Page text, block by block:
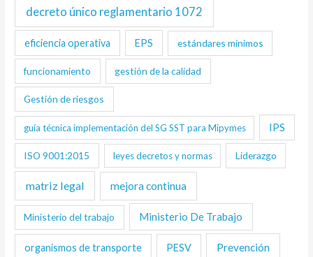
decreto único reglamentario 1072
eficiencia operativa EPS estándares mínimos
funcionamiento gestión de la calidad
Gestión de riesgos
guía técnica implementación del SG SST para Mipymes IPS
ISO 9001:2015 leyes decretos y normas Liderazgo
matriz legal mejora continua
Ministerio del trabajo Ministerio De Trabajo
organismos de transporte PESV Prevención